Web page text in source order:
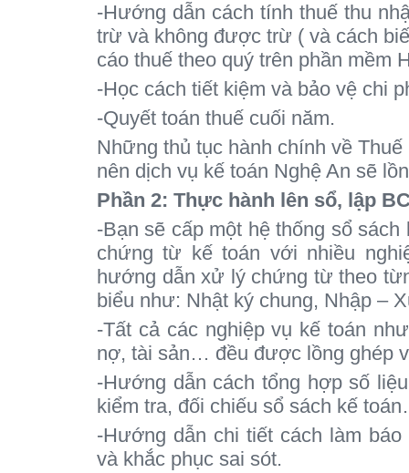
-Hướng dẫn cách tính thuế thu
trừ và không được trừ ( và cách
cáo thuế theo quý trên phần mềm
-Học cách tiết kiệm và bảo vệ chi
-Quyết toán thuế cuối năm.
Những thủ tục hành chính về
nên dịch vụ kế toán Nghệ An sẽ
Phần 2: Thực hành lên sổ, lập
-Bạn sẽ cấp một hệ thống sổ
chứng từ kế toán với nhiều
hướng dẫn xử lý chứng từ theo
biểu như: Nhật ký chung, Nhập –
-Tất cả các nghiệp vụ kế toán
nợ, tài sản… đều được lồng ghép
-Hướng dẫn cách tổng hợp số
kiểm tra, đối chiếu sổ sách kế
-Hướng dẫn chi tiết cách làm
và khắc phục sai sót.